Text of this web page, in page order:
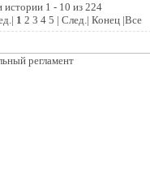
истории 1 - 10 из 224
1 2 3 4 5 | След.| Конец |Все